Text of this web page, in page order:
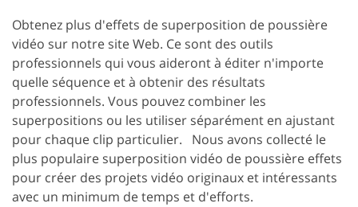
Obtenez plus d'effets de superposition de poussière
vidéo sur notre site Web. Ce sont des outils
professionnels qui vous aideront à éditer n'importe
quelle séquence et à obtenir des résultats
professionnels. Vous pouvez combiner les
superpositions ou les utiliser séparément en ajustant
pour chaque clip particulier. Nous avons collecté le
plus populaire superposition vidéo de poussière effets
pour créer des projets vidéo originaux et intéressants
avec un minimum de temps et d'efforts.